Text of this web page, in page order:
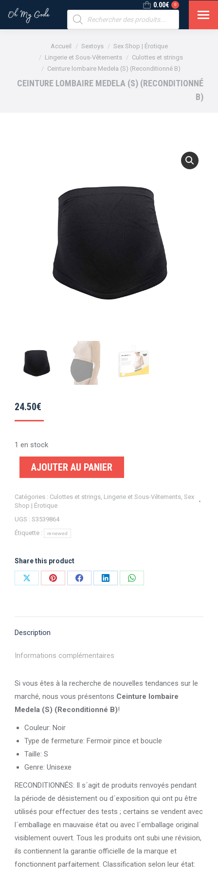
0.00€ 0
Recherche
de
produits
Vous êtes ici :Accueil Sextoys
Sex Shop | Érotique
Lingerie et Sous-Vêtements
Culottes et strings
Ceinture lombaire Medela (S) (Reconditionné B)
CEINTURE LOMBAIRE MEDELA (S) (RECONDITIONNÉ
B)
24.50€
1 en stock
AJOUTER AU PANIER
Catégories : Culottes et strings Lingerie et Sous-Vêtements Sex
Shop | Érotique
UGS : S3539864
Étiquette :
renewed
Share this product
PartagerPartagerPartagerPartagerPartager
Description
Informations complémentaires
Si vous êtes à la recherche de nouvelles tendances sur le
marché, nous vous présentons Ceinture lombaire
Medela (S) (Reconditionné B)!
Couleur: Noir
Type de fermeture: Fermoir pince et boucle
Taille: S
Genre: Unisexe
RECONDITIONNÉS: Il s´agit de produits renvoyés pendant
la période de désistement ou d´exposition qui ont pu être
utilisés pour effectuer des tests ; certains se vendent avec
l´emballage en mauvaise état ou avec l´emballage original
visiblement ouvert. Tous les produits ont subi une révision,
ils contiennent la garantie officielle de la marque et
fonctionnent parfaitement. Classification selon leur état: